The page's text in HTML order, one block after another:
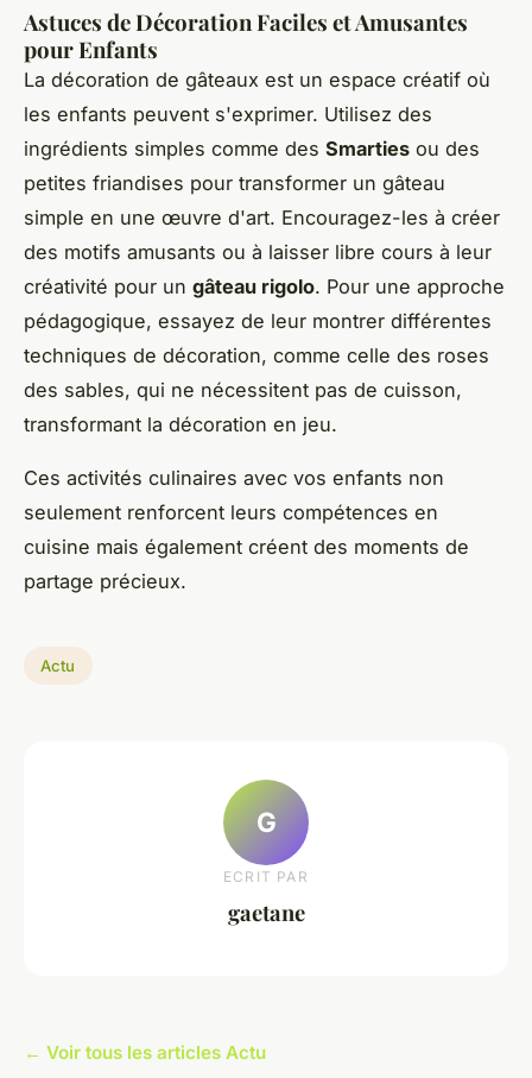
Astuces de Décoration Faciles et Amusantes
pour Enfants
La décoration de gâteaux est un espace créatif où
les enfants peuvent s'exprimer. Utilisez des
ingrédients simples comme des Smarties ou des
petites friandises pour transformer un gâteau
simple en une œuvre d'art. Encouragez-les à créer
des motifs amusants ou à laisser libre cours à leur
créativité pour un gâteau rigolo. Pour une approche
pédagogique, essayez de leur montrer différentes
techniques de décoration, comme celle des roses
des sables, qui ne nécessitent pas de cuisson,
transformant la décoration en jeu.
Ces activités culinaires avec vos enfants non
seulement renforcent leurs compétences en
cuisine mais également créent des moments de
partage précieux.
Actu
G
ECRIT PAR
gaetane
← Voir tous les articles Actu